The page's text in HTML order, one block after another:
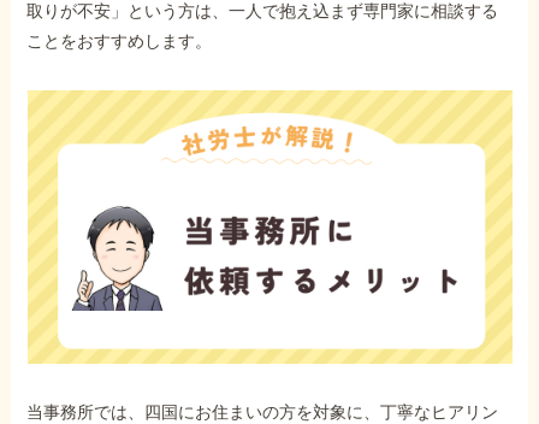
お電話でのお問い合わせ
089-907-3797
受付時間：平日9:00~18:00
取りが不安」という方は、一人で抱え込まず専門家に相談する
ことをおすすめします。
当事務所では、四国にお住まいの方を対象に、丁寧なヒアリン